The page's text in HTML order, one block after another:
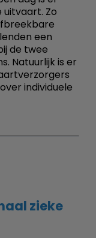
Zo
een
de twee
Natuurlijk is er
individuele
zieke